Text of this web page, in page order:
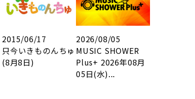
2015/06/17
只今いきものんちゅ
(8月8日)
2026/08/05
MUSIC SHOWER
Plus+ 2026年08月
05日(水)...